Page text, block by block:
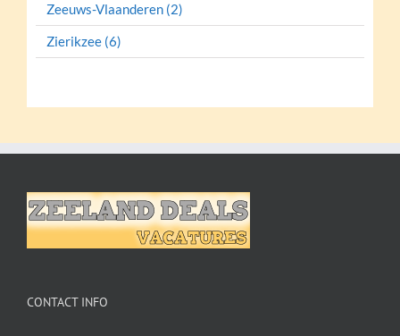
Zeeuws-Vlaanderen (2)
Zierikzee (6)
CONTACT INFO